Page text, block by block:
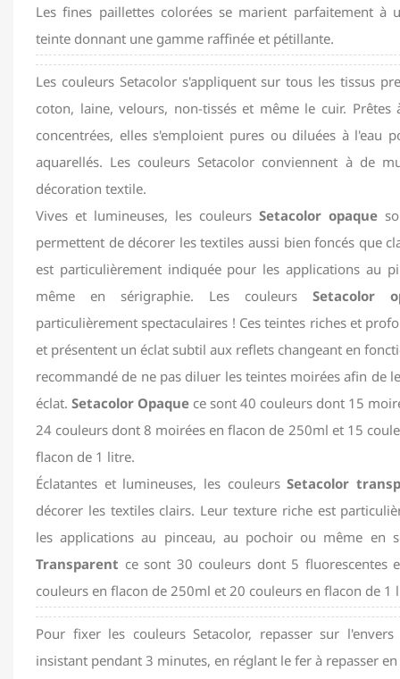
Les fines paillettes colorées se marient parfaitement à
teinte donnant une gamme raffinée et pétillante.
Les couleurs Setacolor s'appliquent sur tous les tissus
coton, laine, velours, non-tissés et même le cuir. Prêtes
concentrées, elles s'emploient pures ou diluées à l'eau
aquarellés. Les couleurs Setacolor conviennent à de
décoration textile.
Vives et lumineuses, les couleurs Setacolor opaque
permettent de décorer les textiles aussi bien foncés que
est particulièrement indiquée pour les applications au
même en sérigraphie. Les couleurs Setacolor
particulièrement spectaculaires ! Ces teintes riches et
et présentent un éclat subtil aux reflets changeant en
recommandé de ne pas diluer les teintes moirées afin de
éclat. Setacolor Opaque ce sont 40 couleurs dont 15
24 couleurs dont 8 moirées en flacon de 250ml et 15
flacon de 1 litre.
Éclatantes et lumineuses, les couleursSetacolor
décorer les textiles clairs. Leur texture riche est
les applications au pinceau, au pochoir ou même en
Transparent ce sont 30 couleurs dont 5 fluorescentes
couleurs en flacon de 250ml et 20 couleurs en flacon de 1
Pour fixer les couleurs Setacolor, repasser sur
insistant pendant 3 minutes, en réglant le fer à repasser